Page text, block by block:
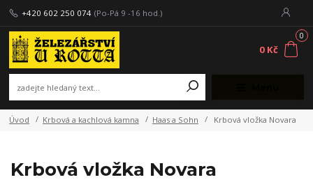
+420 602 250 074 (Po-Pá 9 -16 hod.)
0
0 Kč
Úvod Krbová a kachlová kamna Haas a Sohn Krbová vložka Novara
Krbová vložka Novara